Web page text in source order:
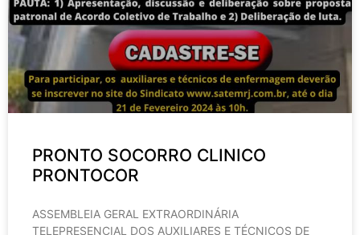
PRONTO SOCORRO CLINICO
PRONTOCOR
ASSEMBLEIA GERAL EXTRAORDINÁRIA
TELEPRESENCIAL DOS AUXILIARES E TÉCNICOS DE